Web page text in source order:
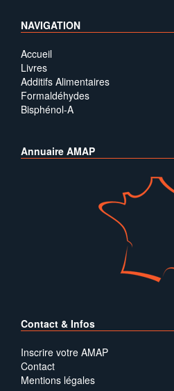
NAVIGATION
Accueil
Livres
Additifs Alimentaires
Formaldéhydes
Bisphénol-A
Annuaire AMAP
Contact & Infos
Inscrire votre AMAP
Contact
Mentions légales